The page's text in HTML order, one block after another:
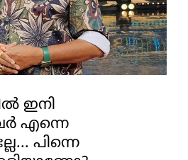
ഇനി
എന്നെ
പിന്നെ